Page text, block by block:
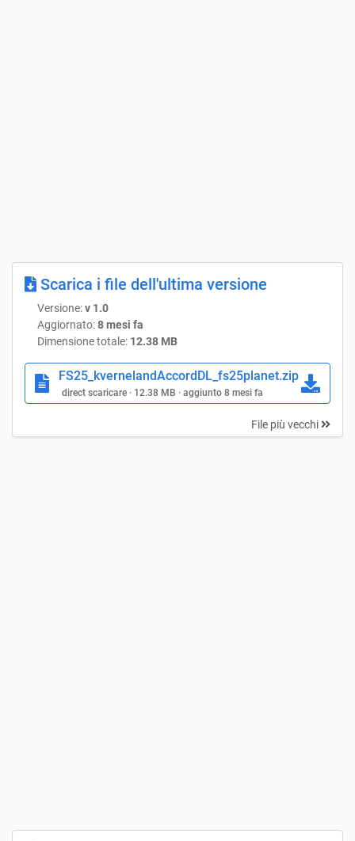
Scarica i file dell'ultima versione
Versione:v 1.0
Aggiornato:8 mesi fa
Dimensione totale: 12.38 MB
FS25_kvernelandAccordDL_fs25planet.zip
direct scaricare · 12.38 MB · aggiunto 8 mesi fa
File più vecchi